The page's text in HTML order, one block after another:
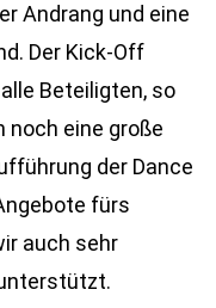
Andrang und eine
Der Kick-Off
Beteiligten, so
noch eine große
der Dance
fürs
auch sehr